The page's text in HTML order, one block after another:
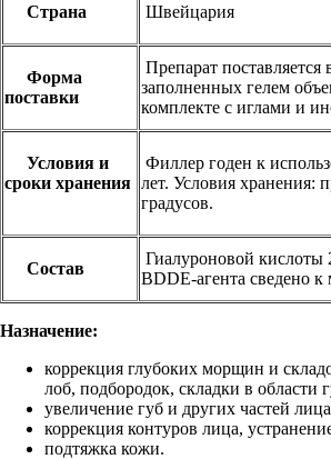
Страна Швейцария
Форма
поставки
Препарат
заполненных гелем
комплекте с иглами и
Условия и
сроки хранения
Филлер годен к
лет. Условия хранения:
градусов.
Состав
Гиалуроновой кислоты
BDDE-агента сведено
Назначение:
коррекция глубоких морщин и
лоб, подбородок, складки в области
увеличение губ и других частей
коррекция контуров лица,
подтяжка кожи.